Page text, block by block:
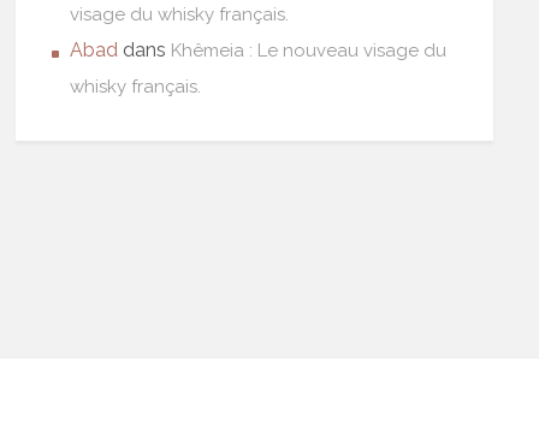
visage du whisky français.
Abad dans Khêmeia : Le nouveau visage du
whisky français.